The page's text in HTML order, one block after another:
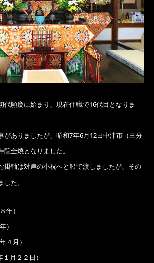
願慶に始まり、現在住職で16代目となりま
がありましたが、昭和7年6月12日中津市（三分
全焼となりました。
掛軸は対岸の小祝へと船で渡しましたが、その
た。
年）
）
４月）
月２２日）